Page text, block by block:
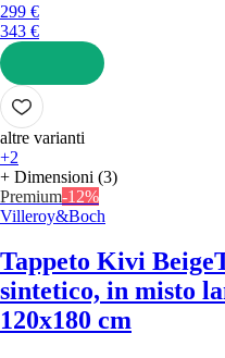
299 €
343 €
AGGIUNGI
altre varianti
+2
+ Dimensioni (3)
Premium-12%
Villeroy&Boch
Tappeto Kivi Beige
sintetico, in misto
120x180 cm